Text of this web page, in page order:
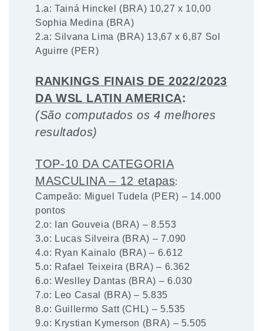
1.a: Tainá Hinckel (BRA) 10,27 x 10,00
Sophia Medina (BRA)
2.a: Silvana Lima (BRA) 13,67 x 6,87 Sol
Aguirre (PER)
RANKINGS FINAIS DE 2022/2023
DA WSL LATIN AMERICA:
(São computados os 4 melhores
resultados)
TOP-10 DA CATEGORIA
MASCULINA – 12 etapas:
Campeão: Miguel Tudela (PER) – 14.000
pontos
2.o: Ian Gouveia (BRA) – 8.553
3.o: Lucas Silveira (BRA) – 7.090
4.o: Ryan Kainalo (BRA) – 6.612
5.o: Rafael Teixeira (BRA) – 6.362
6.o: Weslley Dantas (BRA) – 6.030
7.o: Leo Casal (BRA) – 5.835
8.o: Guillermo Satt (CHL) – 5.535
9.o: Krystian Kymerson (BRA) – 5.505